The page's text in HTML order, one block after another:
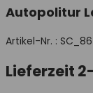
Autopolitur
Artikel-Nr. : SC_86
Lieferzeit